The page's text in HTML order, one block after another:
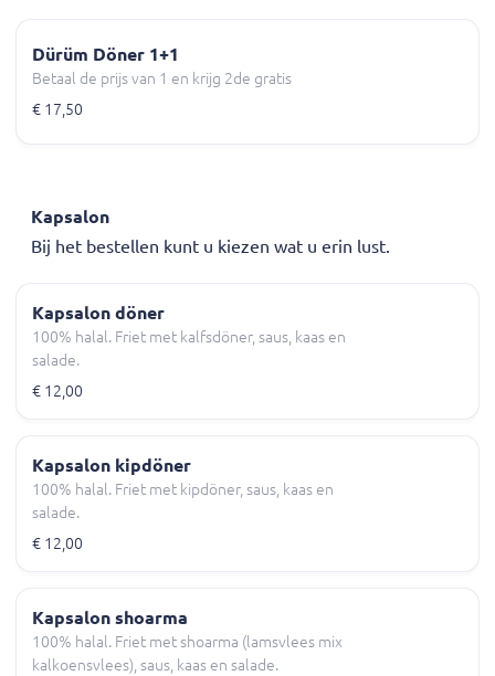
Dürüm Döner 1+1
Betaal de prijs van 1 en krijg 2de gratis
€ 17,50
Kapsalon
Bij het bestellen kunt u kiezen wat u erin lust.
Kapsalon döner
100% halal. Friet met kalfsdöner, saus, kaas en
salade.
€ 12,00
Kapsalon kipdöner
100% halal. Friet met kipdöner, saus, kaas en
salade.
€ 12,00
Kapsalon shoarma
100% halal. Friet met shoarma (lamsvlees mix
kalkoensvlees), saus, kaas en salade.